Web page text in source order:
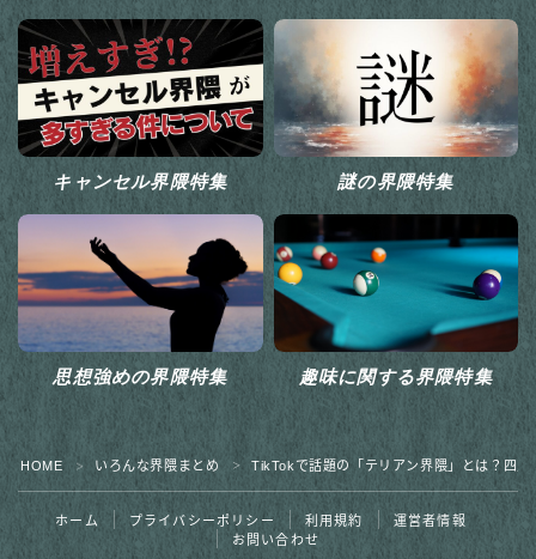
キャンセル界隈特集 謎の界隈特集
思想強めの界隈特集 趣味に関する界隈特集
HOME ＞ いろんな界隈まとめ ＞ TikTokで話題の「テリアン界隈」とは？四
ホーム プライバシーポリシー 利用規約
運営者情報
お問い合わせ